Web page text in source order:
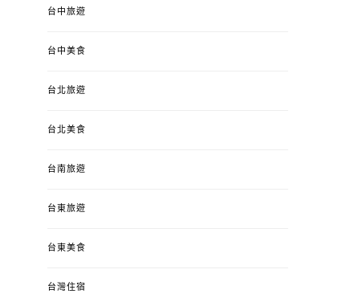
台中旅遊
台中美食
台北旅遊
台北美食
台南旅遊
台東旅遊
台東美食
台灣住宿